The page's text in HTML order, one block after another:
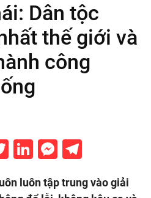
Dân tộc
thế giới và
công
Twitter
LinkedIn
luôn tập trung vào giải